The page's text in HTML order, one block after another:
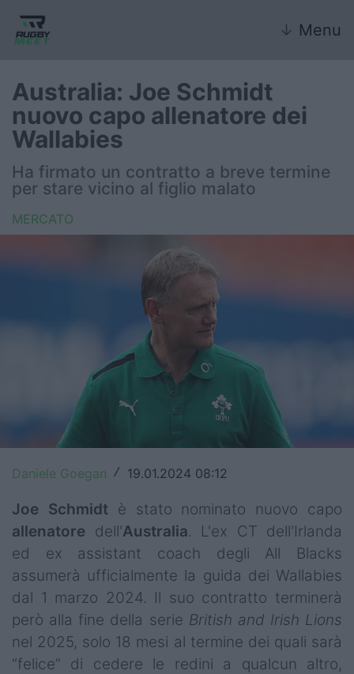
↓ Menu
Nazionale
Nazionali giovanili
FIR
United Rugby Championship
Premiership
Champions Cup
Challenge Cup
World Rugby
Rugby World Cup
Super Rugby
Rugby in TV
Mercato
Australia: Joe Schmidt
nuovo capo allenatore dei
Wallabies
Ha firmato un contratto a breve termine
per stare vicino al figlio malato
MERCATO
Daniele Goegan / 19.01.2024 08:12
Joe Schmidtè stato nominato nuovo capo
allenatore dell'Australia. L'ex CT dell'Irlanda
ed ex assistant coach degli All Blacks
assumerà ufficialmente la guida dei Wallabies
dal 1 marzo 2024. Il suo contratto terminerà
però alla fine della serie British and Irish Lions
nel 2025, solo 18 mesi al termine dei quali sarà
“felice” di cedere le redini a qualcun altro,